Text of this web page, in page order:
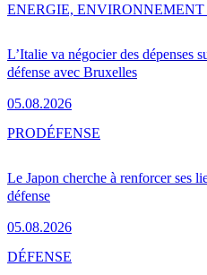
L’Italie va négocier des dépenses
défense avec Bruxelles
05.08.2026
ENERGIE, ENVIRONNEMENT
Le Japon cherche à renforcer ses
défense
05.08.2026
PRODÉFENSE
DÉFENSE